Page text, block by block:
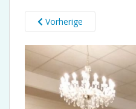
Vorherige